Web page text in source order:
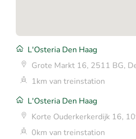
L'Osteria Den Haag
Grote Markt 16, 2511 BG,
1km van treinstation
L'Osteria Den Haag
Korte Ouderkerkerdijk 16,
0km van treinstation